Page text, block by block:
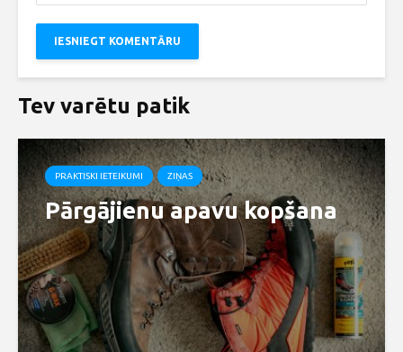
Tev varētu patik
PRAKTISKI IETEIKUMI ZIŅAS
Pārgājienu apavu kopšana